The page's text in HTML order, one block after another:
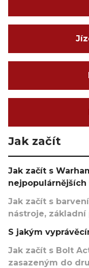
Jak začít
Jak začít s
Jak začít s
nástroje,
S jakým
Jak začít s Bolt
zasazeným do